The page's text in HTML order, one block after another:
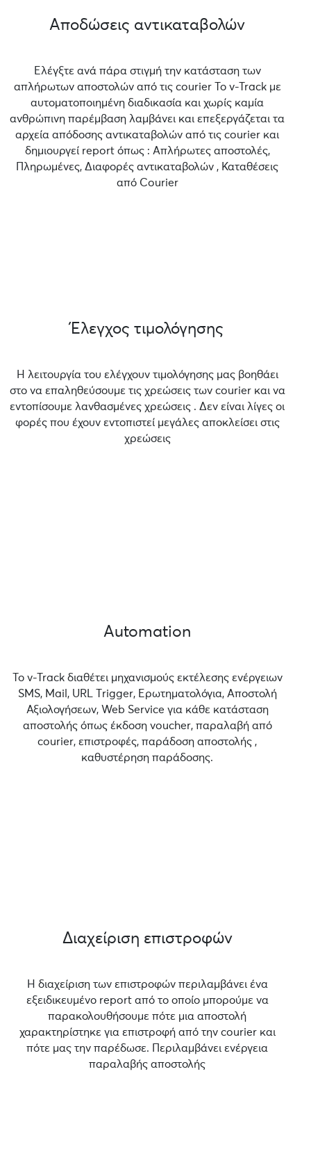
Αποδώσεις αντικαταβολών
Ελέγξτε ανά πάρα στιγμή την κατάσταση των
απλήρωτων αποστολών από τις courier Το v-Track με
αυτοματοποιημένη διαδικασία και χωρίς καμία
ανθρώπινη παρέμβαση λαμβάνει και επεξεργάζεται τα
αρχεία απόδοσης αντικαταβολών από τις courier και
δημιουργεί report όπως : Απλήρωτες αποστολές,
Πληρωμένες, Διαφορές αντικαταβολών , Καταθέσεις
από Courier
Έλεγχος τιμολόγησης
Η λειτουργία του ελέγχουν τιμολόγησης μας βοηθάει
στο να επαληθεύσουμε τις χρεώσεις των courier και να
εντοπίσουμε λανθασμένες χρεώσεις . Δεν είναι λίγες οι
φορές που έχουν εντοπιστεί μεγάλες αποκλείσει στις
χρεώσεις
Automation
Το v-Track διαθέτει μηχανισμούς εκτέλεσης ενέργειων
SMS, Mail, URL Τrigger, Ερωτηματολόγια, Αποστολή
Αξιολογήσεων, Web Service για κάθε κατάσταση
αποστολής όπως έκδοση voucher, παραλαβή από
courier, επιστροφές, παράδοση αποστολής ,
καθυστέρηση παράδοσης.
Διαχείριση επιστροφών
Η διαχείριση των επιστροφών περιλαμβάνει ένα
εξειδικευμένο report από το οποίο μπορούμε να
παρακολουθήσουμε πότε μια αποστολή
χαρακτηρίστηκε για επιστροφή από την courier και
πότε μας την παρέδωσε. Περιλαμβάνει ενέργεια
παραλαβής αποστολής